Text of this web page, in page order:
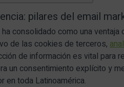
pilares del email
consolidado como una
de las cookies de terceros,
de información es vital para
un consentimiento explícito y
en toda Latinoamérica.